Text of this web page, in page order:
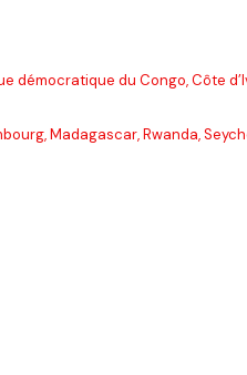
démocratique du Congo, Côte
Madagascar, Rwanda,